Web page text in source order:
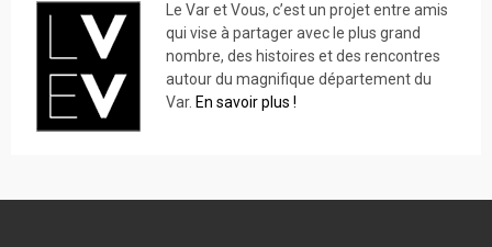
Le Var et Vous, c’est un projet entre amis
qui vise à partager avec le plus grand
nombre, des histoires et des rencontres
autour du magnifique département du
Var. En savoir plus !